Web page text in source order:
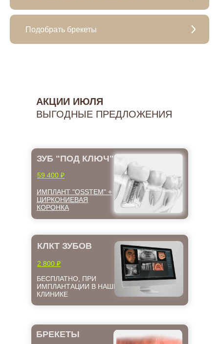
Подобрать брекеты
КЛКТ ЗУБОВ
БРЕКЕТЫ
ЗУБ "ПОД КЛЮЧ"
БЕСПЛАТНО, ПРИ
ИМПЛАНТАЦИИ В НАШЕЙ
КЛИНИКЕ
ИМПЛАНТ "OSSTEM" +
ЦИРКОНИЕВАЯ
КОРОНКА
ВЫГОДНЫЕ ПРЕДЛОЖЕНИЯ
АКЦИИ ИЮЛЯ
59 400 ₽
2 800 ₽